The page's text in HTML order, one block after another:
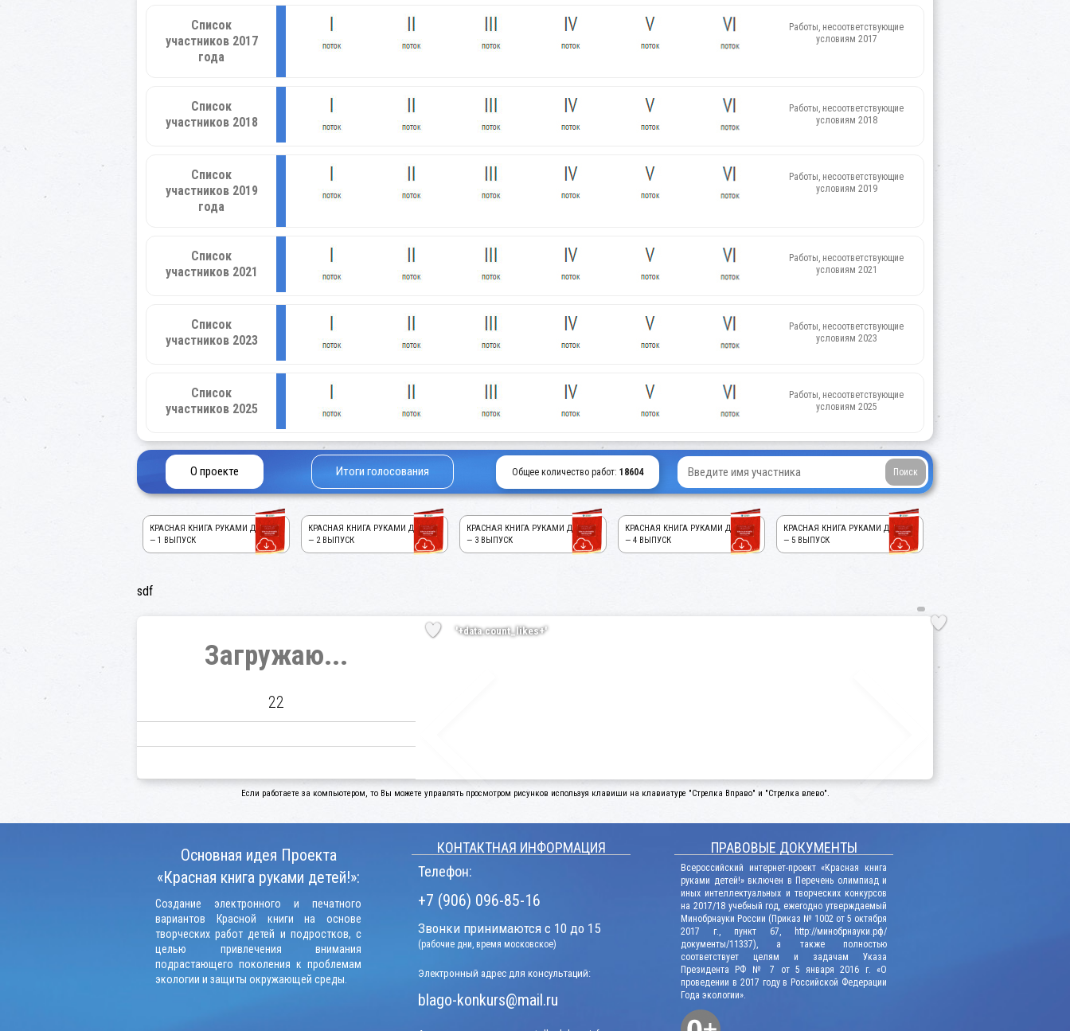
Список
участников 2017
года
Работы, несоответствующие
условиям 2017
Список
участников 2018
Работы, несоответствующие
условиям 2018
Список
участников 2019
года
Работы, несоответствующие
условиям 2019
Список
участников 2021
Работы, несоответствующие
условиям 2021
Список
участников 2023
Работы, несоответствующие
условиям 2023
Список
участников 2025
Работы, несоответствующие
условиям 2025
О проекте Итоги голосования Общее количество работ: 18604
КРАСНАЯ КНИГА РУКАМИ ДЕТЕЙ!
— 1 ВЫПУСК
КРАСНАЯ КНИГА РУКАМИ ДЕТЕЙ!
— 2 ВЫПУСК
КРАСНАЯ КНИГА РУКАМИ ДЕТЕЙ!
— 3 ВЫПУСК
КРАСНАЯ КНИГА РУКАМИ ДЕТЕЙ!
— 4 ВЫПУСК
КРАСНАЯ КНИГА РУКАМИ ДЕТЕЙ!
— 5 ВЫПУСК
sdf
Загружаю...
22
'+data.count_likes+'
Если работаете за компьютером, то Вы можете управлять просмотром рисунков используя клавиши на клавиатуре "Стрелка Вправо" и "Стрелка влево".
Основная идея Проекта
«Красная книга руками детей!»:
Создание электронного и печатного
вариантов Красной книги на основе
творческих работ детей и подростков, с
целью привлечения внимания
подрастающего поколения к проблемам
экологии и защиты окружающей среды.
КОНТАКТНАЯ ИНФОРМАЦИЯ
Телефон:
+7 (906) 096-85-16
Звонки принимаются с 10 до 15
(рабочие дни, время московское)
Электронный адрес для консультаций:
blago-konkurs@mail.ru
ПРАВОВЫЕ ДОКУМЕНТЫ
Всероссийский интернет-проект «Красная книга
руками детей!» включен в Перечень олимпиад и
иных интеллектуальных и творческих конкурсов
на 2017/18 учебный год, ежегодно утверждаемый
Минобрнауки России (Приказ № 1002 от 5 октября
2017 г., пункт 67, http://минобрнауки.рф/
документы/11337), а также полностью
соответствует целям и задачам Указа
Президента РФ № 7 от 5 января 2016 г. «О
проведении в 2017 году в Российской Федерации
Года экологии».